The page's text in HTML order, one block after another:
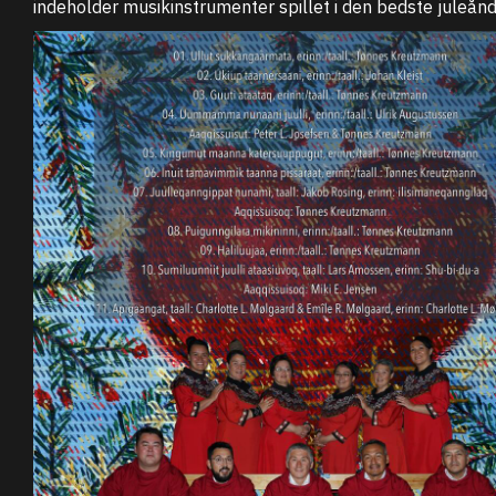
indeholder musikinstrumenter spillet i den bedste